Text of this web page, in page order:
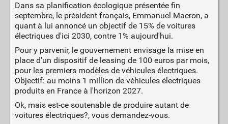
Dans sa planification écologique présentée fin
septembre, le président français, Emmanuel Macron, a
quant à lui annoncé un objectif de 15% de voitures
électriques d'ici 2030, contre 1% aujourd'hui.
Pour y parvenir, le gouvernement envisage la mise en
place d'un dispositif de leasing de 100 euros par mois,
pour les premiers modèles de véhicules électriques.
Objectif: au moins 1 million de véhicules électriques
produits en France à l'horizon 2027.
Ok, mais est-ce soutenable de produire autant de
voitures électriques?, vous demandez-vous.